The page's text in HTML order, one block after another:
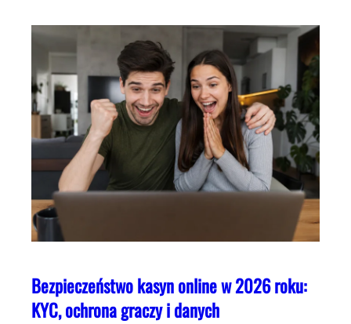
Bezpieczeństwo kasyn online w 2026 roku:
KYC, ochrona graczy i danych